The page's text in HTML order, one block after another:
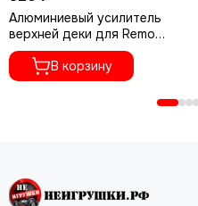
Алюминиевый усилитель
верхней деки для Remo
Hobby 1/16 A4026
В корзину